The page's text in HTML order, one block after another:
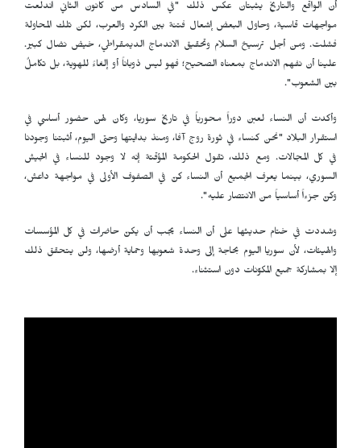
أن الواقع والتاريخ يثبتان عكس ذلك "في السادس من كانون الثاني اندلعت
مواجهات قاسية، وحاول البعض إشعال فتنة بين الكرد والعرب، لكن تلك المحاولة
فشلت. ومن أجل ترسيخ السلام وتحقيق الاندماج الديمقراطي، خيض نضال كبير.
علينا أن نفهم الاندماج بمعناه الصحيح؛ فهو ليس ذوباناً أو إلغاءً للهوية، بل تكاملٌ
بين الشعوب".
وأكدت أن النساء لعبن دوراً محورياً في تاريخ سوريا، وكان لهن حضور أساسي في
استقرار البلاد "نحن كنساء في ثورة روج آفا، ومنذ بدايتها وحتى اليوم، أثبتنا وجودنا
في كل المجالات. ومع ذلك، تقول الحكومة المؤقتة إنه لا وجود للنساء في الجيش
السوري، بينما يعرف الجميع أن النساء كنّ في الصفوف الأولى في مواجهة داعش،
وكنّ جزءاً أساسياً من الانتصار عليه".
وشددت في ختام حديثها على أن النساء يجب أن يكنّ حاضرات في كل المؤسسات
والهيئات، لأن سوريا اليوم بحاجة إلى وحدة شعوبها وحماية أرضها، ولن يتحقق ذلك
إلا بمشاركة جميع المكوّنات دون استثناء.